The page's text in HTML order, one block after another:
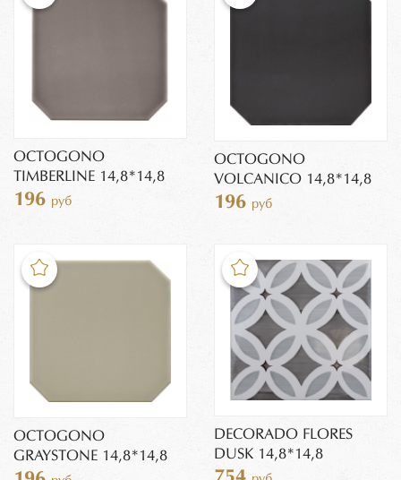
OCTOGONO
TIMBERLINE 14,8*14,8
196 руб
OCTOGONO
VOLCANICO 14,8*14,8
196 руб
OCTOGONO
GRAYSTONE 14,8*14,8
DECORADO FLORES
DUSK 14,8*14,8